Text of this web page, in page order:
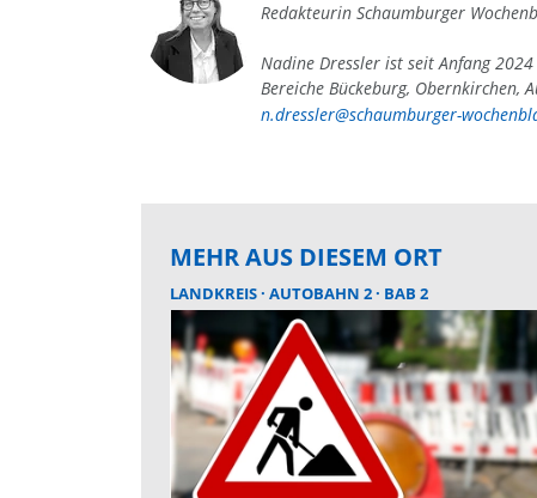
Redakteurin Schaumburger
Nadine Dressler ist seit Anfang
Bereiche Bückeburg, Obernkirchen,
n.dressler@schaumburger-
MEHR AUS DIESEM ORT
LANDKREIS AUTOBAHN 2 BAB 2